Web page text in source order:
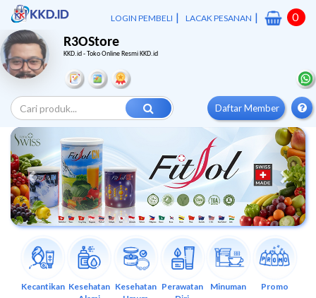
LOGIN PEMBELI | LACAK PESANAN | 0
R3OStore
KKD.id - Toko Online Resmi KKD.id
Daftar Member
Previous Next
Kecantikan Kesehatan Kesehatan Perawatan
Minuman Promo